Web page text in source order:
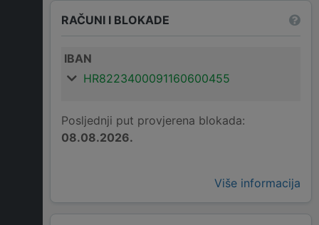
RAČUNI I BLOKADE
IBAN
HR8223400091160600455
Posljednji put provjerena blokada:
08.08.2026.
Više informacija